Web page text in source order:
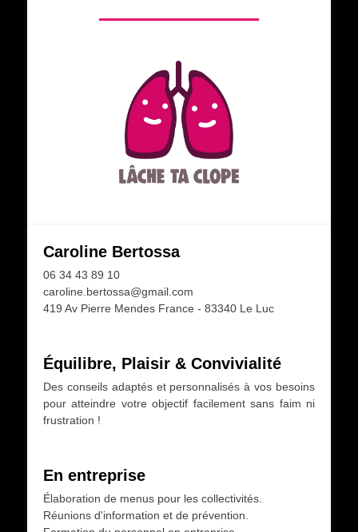
Caroline Bertossa
06 34 43 89 10
caroline.bertossa@gmail.com
419 Av Pierre Mendes France - 83340 Le Luc
Équilibre, Plaisir & Convivialité
Des conseils adaptés et personnalisés à vos besoins
pour atteindre votre objectif facilement sans faim ni
frustration !
En entreprise
Élaboration de menus pour les collectivités.
Réunions d'information et de prévention.